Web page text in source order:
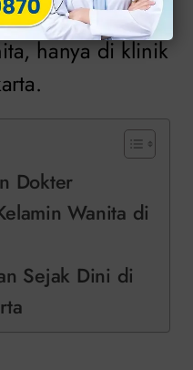
dan pengobatan
hanya di klinik
Dokter
Wanita di
Sejak Dini di